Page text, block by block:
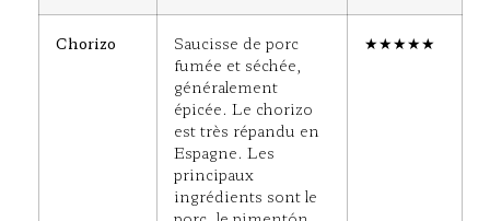
Chorizo
Saucisse de porc
fumée et séchée,
généralement
épicée. Le chorizo
est très répandu en
Espagne. Les
principaux
ingrédients sont le
★★★★★